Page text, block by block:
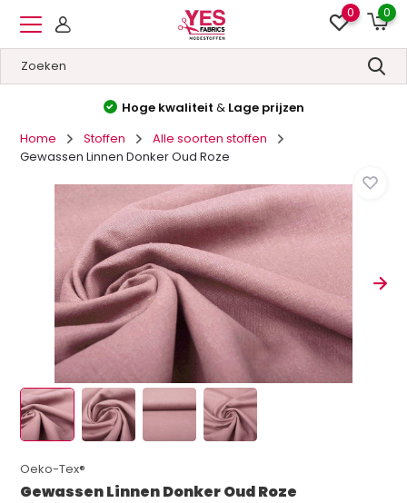
0 0
Hoge kwaliteit & Lage prijzen
Home
Stoffen
Alle soorten stoffen
Gewassen Linnen Donker Oud Roze
Oeko-Tex®
Gewassen Linnen Donker Oud Roze